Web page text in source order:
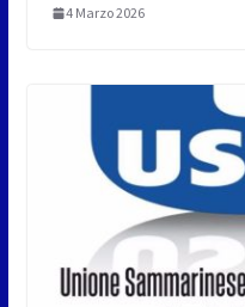
4 Marzo 2026